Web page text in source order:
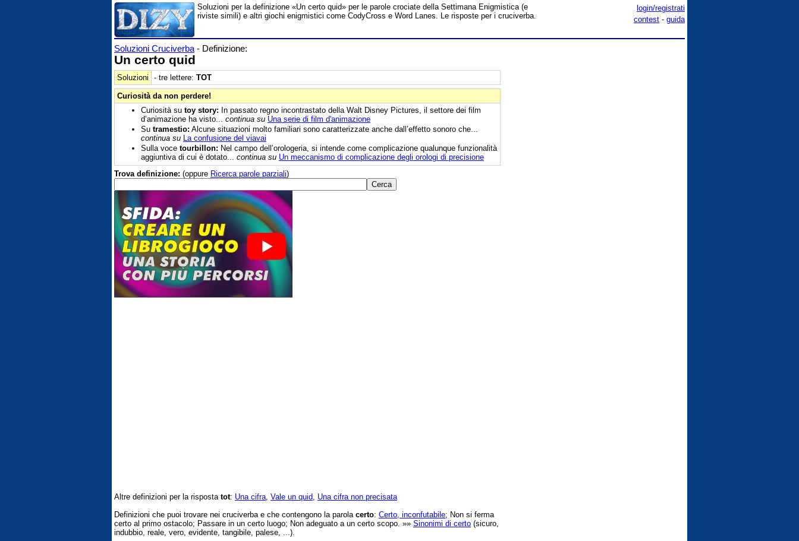
login/registrati
contest - guida
Soluzioni per la definizione «Un certo quid» per le parole crociate della Settimana Enigmistica (e
riviste simili) e altri giochi enigmistici come CodyCross e Word Lanes. Le risposte per i cruciverba.
Soluzioni Cruciverba - Definizione:
Un certo quid
Soluzioni - tre lettere: TOT
Curiosità da non perdere!
Curiosità su toy story: In passato regno incontrastato della Walt Disney Pictures, il settore dei film
d’animazione ha visto... continua su Una serie di film d'animazione
Su tramestio: Alcune situazioni molto familiari sono caratterizzate anche dall’effetto sonoro che...
continua su La confusione del viavai
Sulla voce tourbillon: Nel campo dell’orologeria, si intende come complicazione qualunque funzionalità
aggiuntiva di cui è dotato... continua su Un meccanismo di complicazione degli orologi di precisione
Trova definizione: (oppure Ricerca parole parziali)
Altre definizioni per la risposta tot: Una cifra Vale un quid Una cifra non precisata
Definizioni che puoi trovare nei cruciverba e che contengono la parola certo: Certo, inconfutabile; Non si ferma
certo al primo ostacolo; Passare in un certo luogo; Non adeguato a un certo scopo. »» Sinonimi di certo (sicuro,
indubbio, reale, vero, evidente, tangibile, palese, ...).